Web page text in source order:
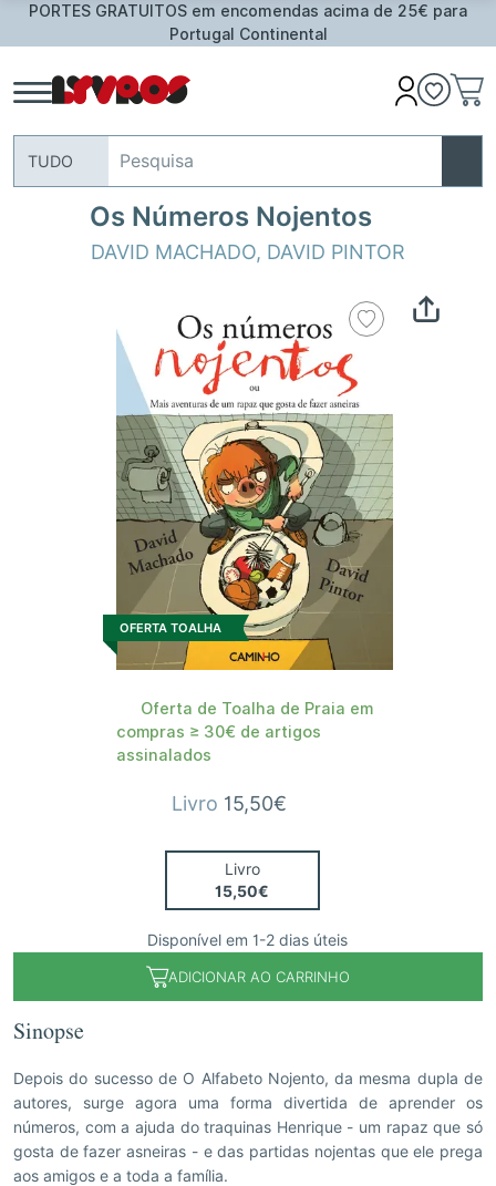
PORTES GRATUITOS em encomendas acima de 25€ para
Portugal Continental
TUDO
Os Números Nojentos
DAVID MACHADO, DAVID PINTOR
OFERTA TOALHA
Oferta de Toalha de Praia em
compras ≥ 30€ de artigos
assinalados
Livro 15,50€
Livro
15,50€
Disponível em 1-2 dias úteis
ADICIONAR AO CARRINHO
Sinopse
Depois do sucesso de O Alfabeto Nojento, da mesma dupla de
autores, surge agora uma forma divertida de aprender os
números, com a ajuda do traquinas Henrique - um rapaz que só
gosta de fazer asneiras - e das partidas nojentas que ele prega
aos amigos e a toda a família.